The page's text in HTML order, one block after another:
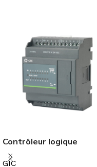
Contrôleur logique
programmable 8I-8RO
24DC PC10BD16001D1
GIC